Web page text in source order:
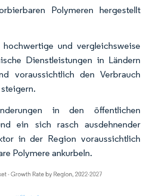
Polymeren hergestellt
und vergleichsweise
Dienstleistungen in Ländern
voraussichtlich den Verbrauch
in den öffentlichen
ein sich rasch ausdehnender
in der Region voraussichtlich
Polymere ankurbeln.